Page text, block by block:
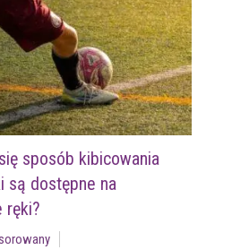
sposób kibicowania
są dostępne na
ręki?